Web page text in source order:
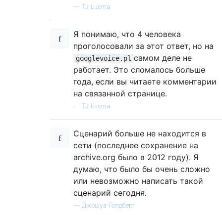
— TJ Luoma
Я понимаю, что 4 человека
проголосовали за этот ответ, но на
googlevoice.pl самом деле не
работает. Это сломалось больше
года, если вы читаете комментарии
на связанной странице.
— TJ Luoma
Сценарий больше не находится в
сети (последнее сохранение на
archive.org было в 2012 году). Я
думаю, что было бы очень сложно
или невозможно написать такой
сценарий сегодня.
— Джошуа Голдберг